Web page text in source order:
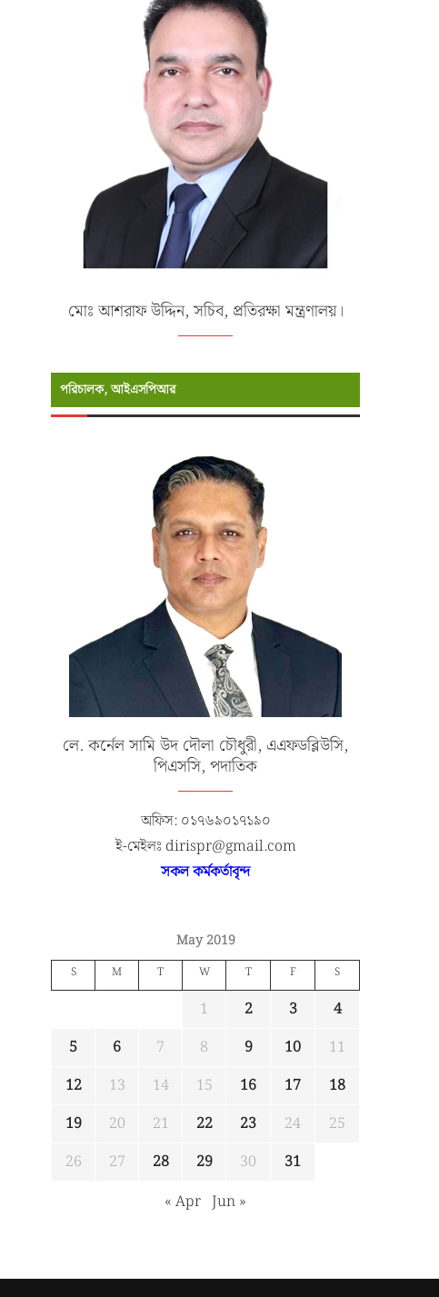
মোঃ আশরাফ উদ্দিন, সচিব, প্রতিরক্ষা মন্ত্রণালয়।
পরিচালক, আইএসপিআর
লে. কর্নেল সামি উদ দৌলা চৌধুরী, এএফডব্লিউসি,
পিএসসি, পদাতিক
অফিস: ০১৭৬৯০১৭১৯০
ই-মেইলঃ dirispr@gmail.com
সকল কর্মকর্তাবৃন্দ
May 2019
S M T W T F S
1 2 3
4
5
6 7 8 9 10
11
12
13 14 15 16 17
18
19
20 21 22 23 24
25
26
27 28 29 30
31
« Apr Jun »